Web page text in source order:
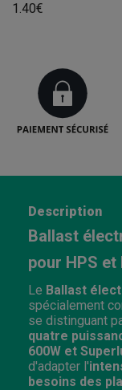
1.40€
Description
Ballast
pour HPS et
Le Ballast
spécialement
se distinguant
quatre
600W et
d'adapter l'
besoins des